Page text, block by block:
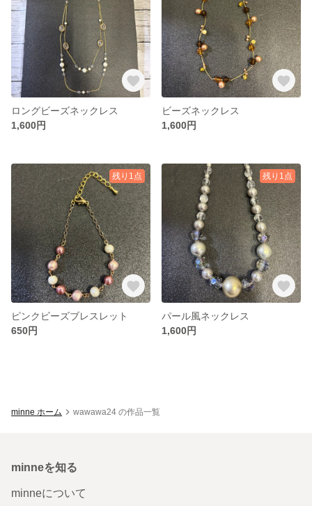
ロングビーズネックレス
1,600円
ビーズネックレス
1,600円
残り1点
ピンクビーズブレスレット
650円
残り1点
パール風ネックレス
1,600円
minne ホーム wawawa24 の作品一覧
minneを知る
minneについて